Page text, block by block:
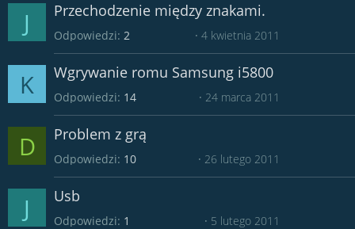
J Przechodzenie między znakami.
Odpowiedzi 2 4 kwietnia 2011
K Wgrywanie romu Samsung i5800
Odpowiedzi 14 24 marca 2011
D Problem z grą
Odpowiedzi 10 26 lutego 2011
J Usb
Odpowiedzi 1 5 lutego 2011